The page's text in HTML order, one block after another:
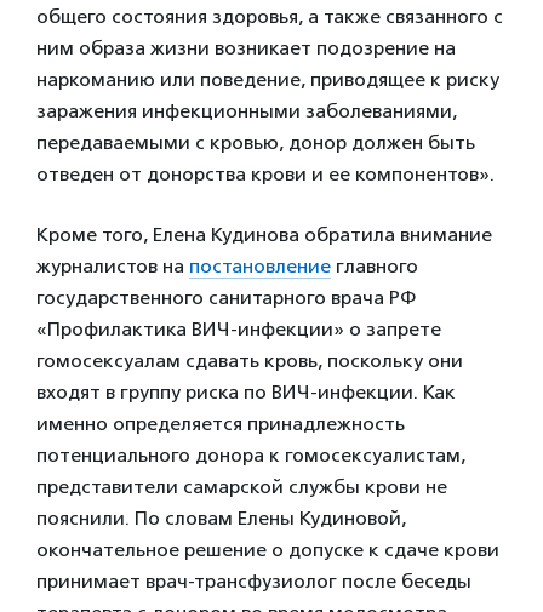
общего состояния здоровья, а также связанного с
ним образа жизни возникает подозрение на
наркоманию или поведение, приводящее к риску
заражения инфекционными заболеваниями,
передаваемыми с кровью, донор должен быть
отведен от донорства крови и ее компонентов».
Кроме того, Елена Кудинова обратила внимание
журналистов на постановление главного
государственного санитарного врача РФ
«Профилактика ВИЧ-инфекции» о запрете
гомосексуалам сдавать кровь, поскольку они
входят в группу риска по ВИЧ-инфекции. Как
именно определяется принадлежность
потенциального донора к гомосексуалистам,
представители самарской службы крови не
пояснили. По словам Елены Кудиновой,
окончательное решение о допуске к сдаче крови
принимает врач-трансфузиолог после беседы